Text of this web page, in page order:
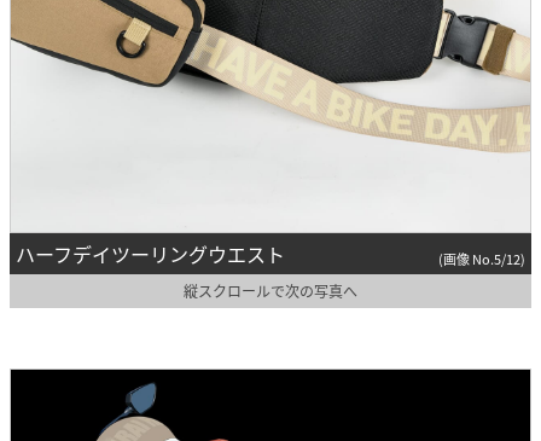
ハーフデイツーリングウエスト (画像 No.5/12)
縦スクロールで次の写真へ